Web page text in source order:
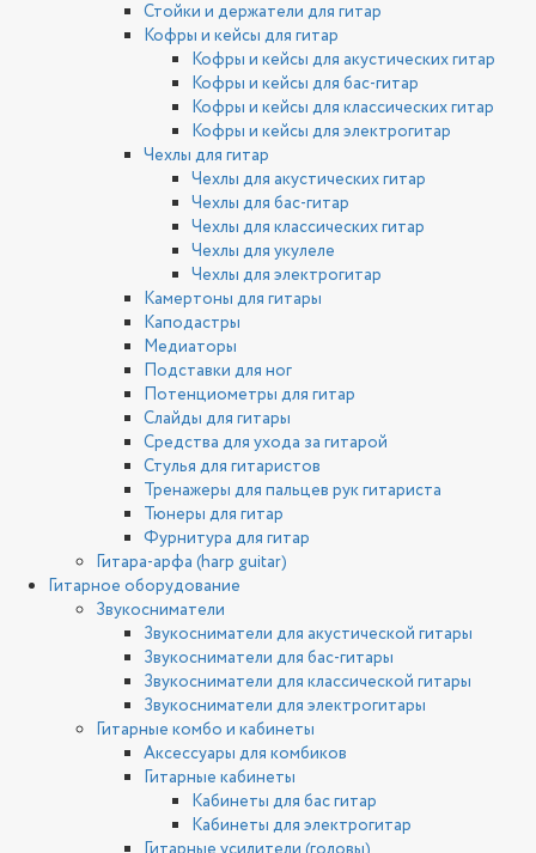
Стойки и держатели для гитар
Кофры и кейсы для гитар
Кофры и кейсы для акустических гитар
Кофры и кейсы для бас-гитар
Кофры и кейсы для классических гитар
Кофры и кейсы для электрогитар
Чехлы для гитар
Чехлы для акустических гитар
Чехлы для бас-гитар
Чехлы для классических гитар
Чехлы для укулеле
Чехлы для электрогитар
Камертоны для гитары
Каподастры
Медиаторы
Подставки для ног
Потенциометры для гитар
Слайды для гитары
Средства для ухода за гитарой
Стулья для гитаристов
Тренажеры для пальцев рук гитариста
Тюнеры для гитар
Фурнитура для гитар
Гитара-арфа (harp guitar)
Гитарное оборудование
Звукосниматели
Звукосниматели для акустической гитары
Звукосниматели для бас-гитары
Звукосниматели для классической гитары
Звукосниматели для электрогитары
Гитарные комбо и кабинеты
Аксессуары для комбиков
Гитарные кабинеты
Кабинеты для бас гитар
Кабинеты для электрогитар